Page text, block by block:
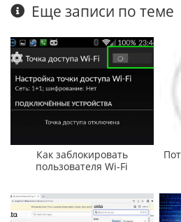
Еще записи по теме
Как заблокировать
пользователя Wi-Fi